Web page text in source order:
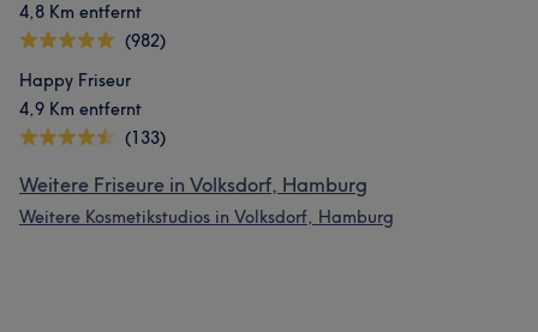
4,8 Km entfernt
(982)
Happy Friseur
4,9 Km entfernt
(133)
Weitere Friseure in Volksdorf, Hamburg
Weitere Kosmetikstudios in Volksdorf, Hamburg